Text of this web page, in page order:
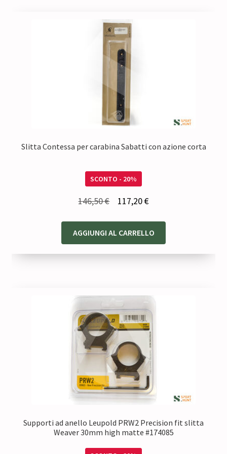
Slitta Contessa per carabina Sabatti con azione corta
SCONTO - 20%
146,50€
originale
era:
117,20€Il
attuale
è:
AGGIUNGI AL CARRELLO
Supporti ad anello Leupold PRW2 Precision fit slitta
Weaver 30mm high matte #174085